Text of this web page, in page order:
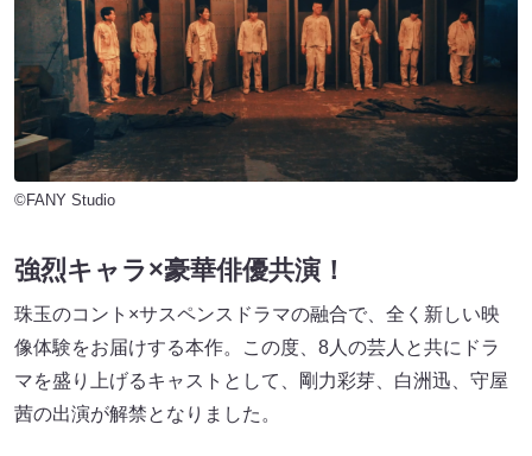
©FANY Studio
強烈キャラ×豪華俳優共演！
珠玉のコント×サスペンスドラマの融合で、全く新しい映
像体験をお届けする本作。この度、8人の芸人と共にドラ
マを盛り上げるキャストとして、剛力彩芽、白洲迅、守屋
茜の出演が解禁となりました。